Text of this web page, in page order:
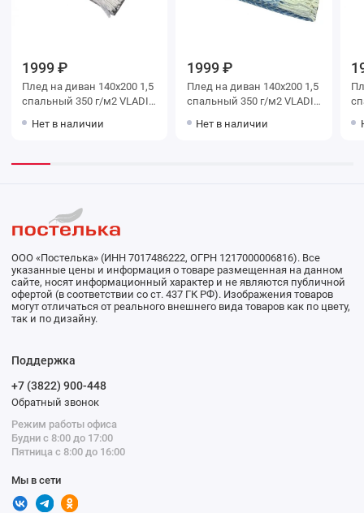
1999 ₽
Плед на диван 140х200 1,5
спальный 350 г/м2 VLADI
Нет в наличии
1999 ₽
Плед на диван 140х200 1,5
спальный 350 г/м2 VLADI
Нет в наличии
Плед на
ООО «Постелька» (ИНН 7017486222, ОГРН 1217000006816). Все
указанные цены и информация о товаре размещенная на данном
сайте, носят информационный характер и не являются публичной
офертой (в соответствии со ст. 437 ГК РФ). Изображения товаров
могут отличаться от реального внешнего вида товаров как по цвету,
так и по дизайну.
Поддержка
+7 (3822) 900-448
Обратный звонок
Режим работы офиса
Будни с 8:00 до 17:00
Пятница с 8:00 до 16:00
Мы в сети